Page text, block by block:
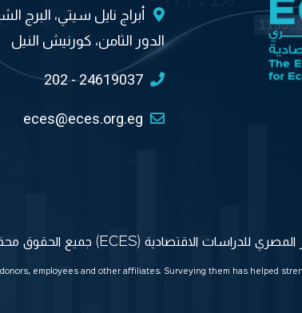
أبراج نايل سيتي، البرج
الدور الثامن، كورنيش النيل
202 - 24619037
eces@eces.org.eg
employees and other affiliates. Surveying them has helped